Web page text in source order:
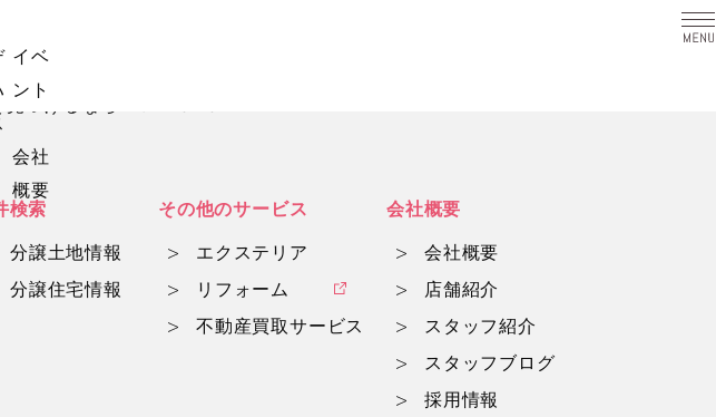
イベ
ント
会社
概要
つけるならwith mama
検索
分譲土地情報
分譲住宅情報
その他のサービス
エクステリア
リフォーム
不動産買取サービス
会社概要
会社概要
店舗紹介
スタッフ紹介
スタッフブログ
採用情報